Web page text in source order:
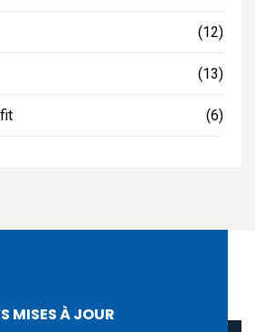
(12)
(13)
(6)
MISES À JOUR